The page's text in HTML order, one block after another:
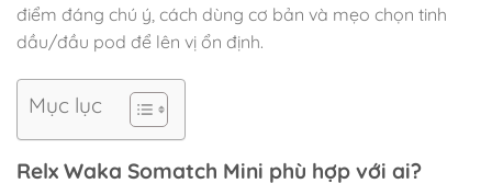
điểm đáng chú ý, cách dùng cơ bản và mẹo chọn tinh
dầu/đầu pod để lên vị ổn định.
Mục lục
Relx Waka Somatch Mini phù hợp với ai?